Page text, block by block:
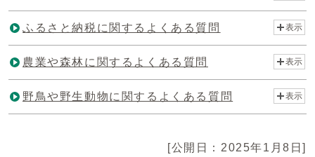
ふるさと納税に関するよくある質問 表示
農業や森林に関するよくある質問 表示
野鳥や野生動物に関するよくある質問 表示
[公開日：2025年1月8日]